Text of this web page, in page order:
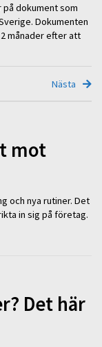
dokument som
Dokumenten
månader efter att
Nästa
mot
och nya rutiner. Det
in sig på företag.
Det här